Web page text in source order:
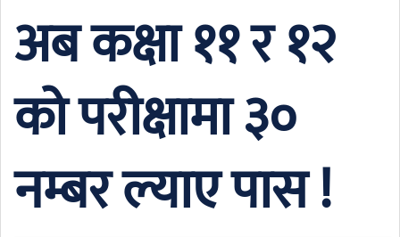
अब कक्षा ११ र १२
को परीक्षामा ३०
नम्बर ल्याए पास !